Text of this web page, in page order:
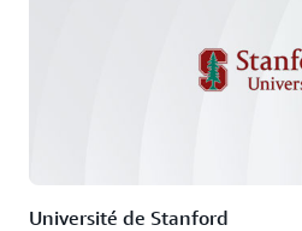
Université de Stanford